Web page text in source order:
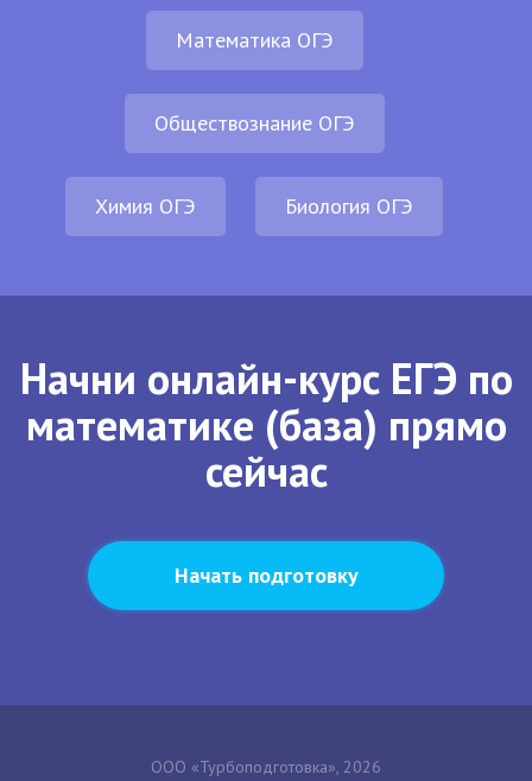
Математика ОГЭ
Обществознание ОГЭ
Химия ОГЭ Биология ОГЭ
Начни онлайн-курс ЕГЭ по
математике (база) прямо
сейчас
Начать подготовку
ООО «Турбоподготовка», 2026